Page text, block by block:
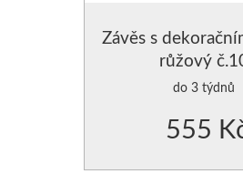
Závěs s
růžový
do 3 týdnů
555